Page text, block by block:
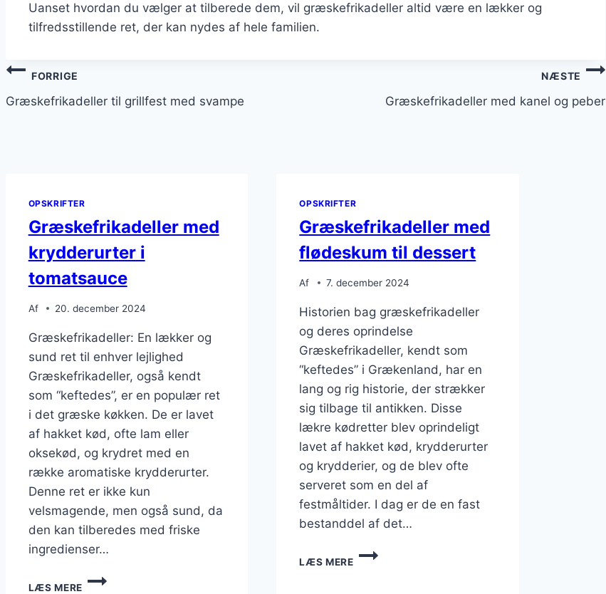
Uanset hvordan du vælger at tilberede dem, vil græskefrikadeller altid være en lækker og
tilfredsstillende ret, der kan nydes af hele familien.
Indlægsnavigation
FORRIGE
Græskefrikadeller til grillfest med svampe
NÆSTE
Græskefrikadeller med kanel og peber
OPSKRIFTER
Græskefrikadeller med
krydderurter i
tomatsauce
Af 20. december 2024
Græskefrikadeller: En lækker og
sund ret til enhver lejlighed
Græskefrikadeller, også kendt
som “keftedes”, er en populær ret
i det græske køkken. De er lavet
af hakket kød, ofte lam eller
oksekød, og krydret med en
række aromatiske krydderurter.
Denne ret er ikke kun
velsmagende, men også sund, da
den kan tilberedes med friske
ingredienser…
LÆS MERE
GRÆSKEFRIKADELLER
OPSKRIFTER
Græskefrikadeller med
flødeskum til dessert
Af 7. december 2024
Historien bag græskefrikadeller
og deres oprindelse
Græskefrikadeller, kendt som
“keftedes” i Grækenland, har en
lang og rig historie, der strækker
sig tilbage til antikken. Disse
lækre kødretter blev oprindeligt
lavet af hakket kød, krydderurter
og krydderier, og de blev ofte
serveret som en del af
festmåltider. I dag er de en fast
bestanddel af det…
LÆS MERE
GRÆSKEFRIKADELLER
MED